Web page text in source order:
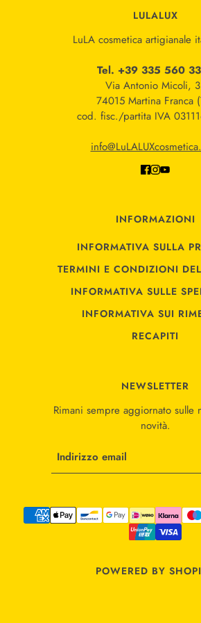
LULALUX
LuLA cosmetica artigianale
Tel. +39 335 560
Via Antonio Micoli,
74015 Martina Franca
cod. fisc./partita IVA
INFORMAZIONI
INFORMATIVA SULLA
TERMINI E CONDIZIONI
INFORMATIVA SULLE
INFORMATIVA SUI
RECAPITI
NEWSLETTER
Rimani sempre aggiornato sulle
novità.
Indirizzo email
Questo sito è protetto da
POWERED BY